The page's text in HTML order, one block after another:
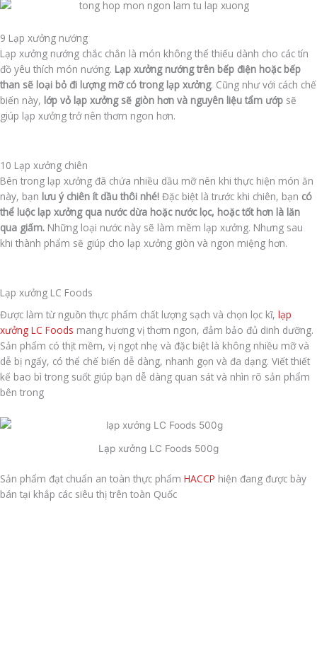
9 Lạp xưởng nướng
Lạp xưởng nướng chắc chắn là món không thể thiếu dành cho các tín
đồ yêu thích món nướng. Lạp xưởng nướng trên bếp điện hoặc bếp
than sẽ loại bỏ đi lượng mỡ có trong lạp xưởng. Cũng như với cách chế
biến này, lớp vỏ lạp xưởng sẽ giòn hơn và nguyên liệu tẩm ướp sẽ
giúp lạp xưởng trở nên thơm ngon hơn.
10 Lạp xưởng chiên
Bên trong lạp xưởng đã chứa nhiều dầu mỡ nên khi thực hiện món ăn
này, bạn lưu ý chiên ít dầu thôi nhé! Đặc biệt là trước khi chiên, bạn có
thể luộc lạp xưởng qua nước dừa hoặc nước lọc, hoặc tốt hơn là lăn
qua giấm. Những loại nước này sẽ làm mềm lạp xưởng. Nhưng sau
khi thành phẩm sẽ giúp cho lạp xưởng giòn và ngon miệng hơn.
Lạp xưởng LC Foods
Được làm từ nguồn thực phẩm chất lượng sạch và chọn lọc kĩ, lạp
xưởng LC Foods mang hương vị thơm ngon, đảm bảo đủ dinh dưỡng.
Sản phẩm có thịt mềm, vị ngọt nhẹ và đặc biệt là không nhiều mỡ và
dễ bị ngấy, có thể chế biến dễ dàng, nhanh gọn và đa dạng. Viết thiết
kế bao bì trong suốt giúp bạn dễ dàng quan sát và nhìn rõ sản phẩm
bên trong
Lạp xưởng LC Foods 500g
Sản phẩm đạt chuẩn an toàn thực phẩm HACCP hiện đang được bày
bán tại khắp các siêu thị trên toàn Quốc